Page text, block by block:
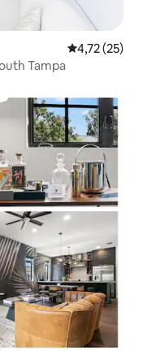
4,72 av 5 i
4,72 (25)
Tampa